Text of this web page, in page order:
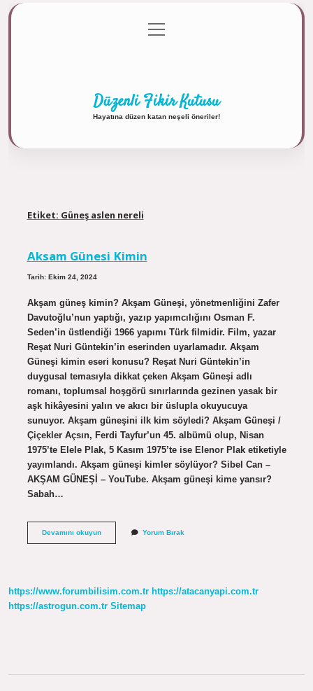
Gizlilik Politikası
menüyü
aç
Düzenli Fikir Kutusu
Hayatına düzen katan neşeli öneriler!
Etiket: Güneş aslen nereli
Aksam Günesi Kimin
Tarih: Ekim 24, 2024
Akşam güneş kimin? Akşam Güneşi, yönetmenliğini Zafer
Davutoğlu’nun yaptığı, yazıp yapımcılığını Osman F.
Seden’in üstlendiği 1966 yapımı Türk filmidir. Film, yazar
Reşat Nuri Güntekin’in eserinden uyarlamadır. Akşam
Güneşi kimin eseri konusu? Reşat Nuri Güntekin’in
duygusal temasıyla dikkat çeken Akşam Güneşi adlı
romanı, toplumsal hoşgörü sınırlarında gezinen yasak bir
aşk hikâyesini yalın ve akıcı bir üslupla okuyucuya
sunuyor. Akşam güneşini ilk kim söyledi? Akşam Güneşi /
Çiçekler Açsın, Ferdi Tayfur’un 45. albümü olup, Nisan
1975’te Elele Plak, 5 Kasım 1975’te ise Elenor Plak etiketiyle
yayımlandı. Akşam güneşi kimler söylüyor? Sibel Can –
AKŞAM GÜNEŞİ – YouTube. Akşam güneşi kime yansır?
Sabah…
Devamını okuyunAksam
Yorum Bırak
https://www.forumbilisim.com.tr https://atacanyapi.com.tr
https://astrogun.com.tr Sitemap